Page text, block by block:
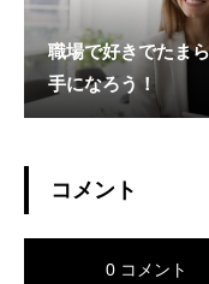
職場で好きでたま
手になろう！
コメント
0 コメント